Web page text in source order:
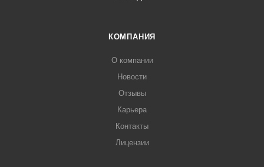
КОМПАНИЯ
О компании
Новости
Отзывы
Карьера
Контакты
Лицензии